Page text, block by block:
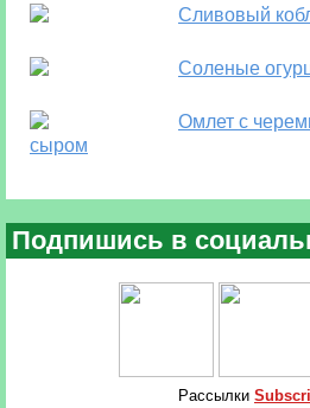
Сливовый
Соленые
Омлет с
сыром
Подпишись в
Рассылки